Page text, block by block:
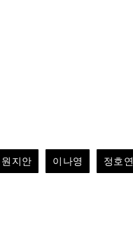
원지안 이나영 정호연